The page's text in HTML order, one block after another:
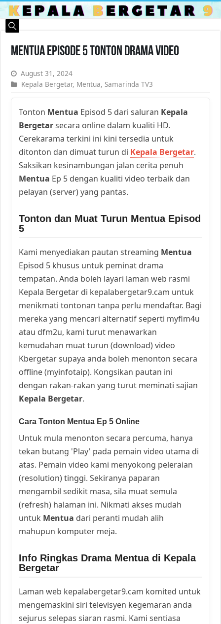
Mentua Episode 5 Tonton Drama Video
August 31, 2024
Kepala Bergetar, Mentua, Samarinda TV3
Tonton Mentua Episod 5 dari saluran Kepala
Bergetarsecara online dalam kualiti HD.
Cerekarama terkini ini kini tersedia untuk
ditonton dan dimuat turun di Kepala Bergetar.
Saksikan kesinambungan jalan cerita penuh
Mentua Ep 5 dengan kualiti video terbaik dan
pelayan (server) yang pantas.
Tonton dan Muat Turun Mentua Episod
5
Kami menyediakan pautan streaming Mentua
Episod 5 khusus untuk peminat drama
tempatan. Anda boleh layari laman web rasmi
Kepala Bergetar di kepalabergetar9.cam untuk
menikmati tontonan tanpa perlu mendaftar. Bagi
mereka yang mencari alternatif seperti myflm4u
atau dfm2u, kami turut menawarkan
kemudahan muat turun (download) video
Kbergetar supaya anda boleh menonton secara
offline (myinfotaip). Kongsikan pautan ini
dengan rakan-rakan yang turut meminati sajian
Kepala Bergetar.
Cara Tonton Mentua Ep 5 Online
Untuk mula menonton secara percuma, hanya
tekan butang 'Play' pada pemain video utama di
atas. Pemain video kami menyokong peleraian
(resolution) tinggi. Sekiranya paparan
mengambil sedikit masa, sila muat semula
(refresh) halaman ini. Nikmati akses mudah
untuk Mentua dari peranti mudah alih
mahupun komputer meja.
Info Ringkas Drama Mentua di Kepala
Bergetar
Laman web kepalabergetar9.cam komited untuk
mengemaskini siri televisyen kegemaran anda
sejurus selepas siaran rasmi. Kami sentiasa